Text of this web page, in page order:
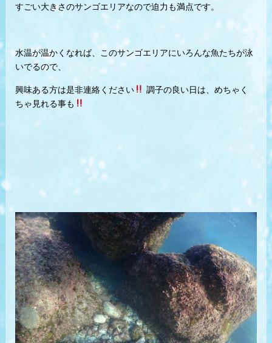
すごい大きさのサンゴエリアなので迫力も満点です。
水温が温かくなれば、このサンゴエリアにいろんな魚たちが泳
いでるので、
興味ある方は是非連絡ください
調子の良い日は、めちゃく
ちゃ見れる事も